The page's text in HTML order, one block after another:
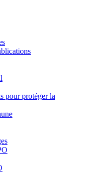
pour protéger la